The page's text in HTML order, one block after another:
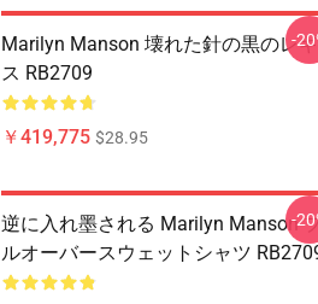
Marilyn Manson 壊れた針の黒のレ
ス RB2709
￥419,775 $28.95
-
逆に入れ墨される Marilyn Manson
ルオーバースウェットシャツ
-